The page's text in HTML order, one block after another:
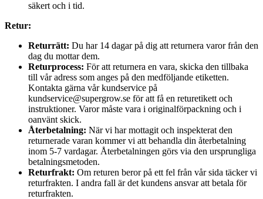
säkert och i tid.
Retur:
Returrätt: Du har 14 dagar på dig att returnera varor från den
dag du mottar dem.
Returprocess: För att returnera en vara, skicka den tillbaka
till vår adress som anges på den medföljande etiketten.
Kontakta gärna vår kundservice på
kundservice@supergrow.se för att få en returetikett och
instruktioner. Varor måste vara i originalförpackning och i
oanvänt skick.
Återbetalning: När vi har mottagit och inspekterat den
returnerade varan kommer vi att behandla din återbetalning
inom 5-7 vardagar. Återbetalningen görs via den ursprungliga
betalningsmetoden.
Returfrakt: Om returen beror på ett fel från vår sida täcker vi
returfrakten. I andra fall är det kundens ansvar att betala för
returfrakten.